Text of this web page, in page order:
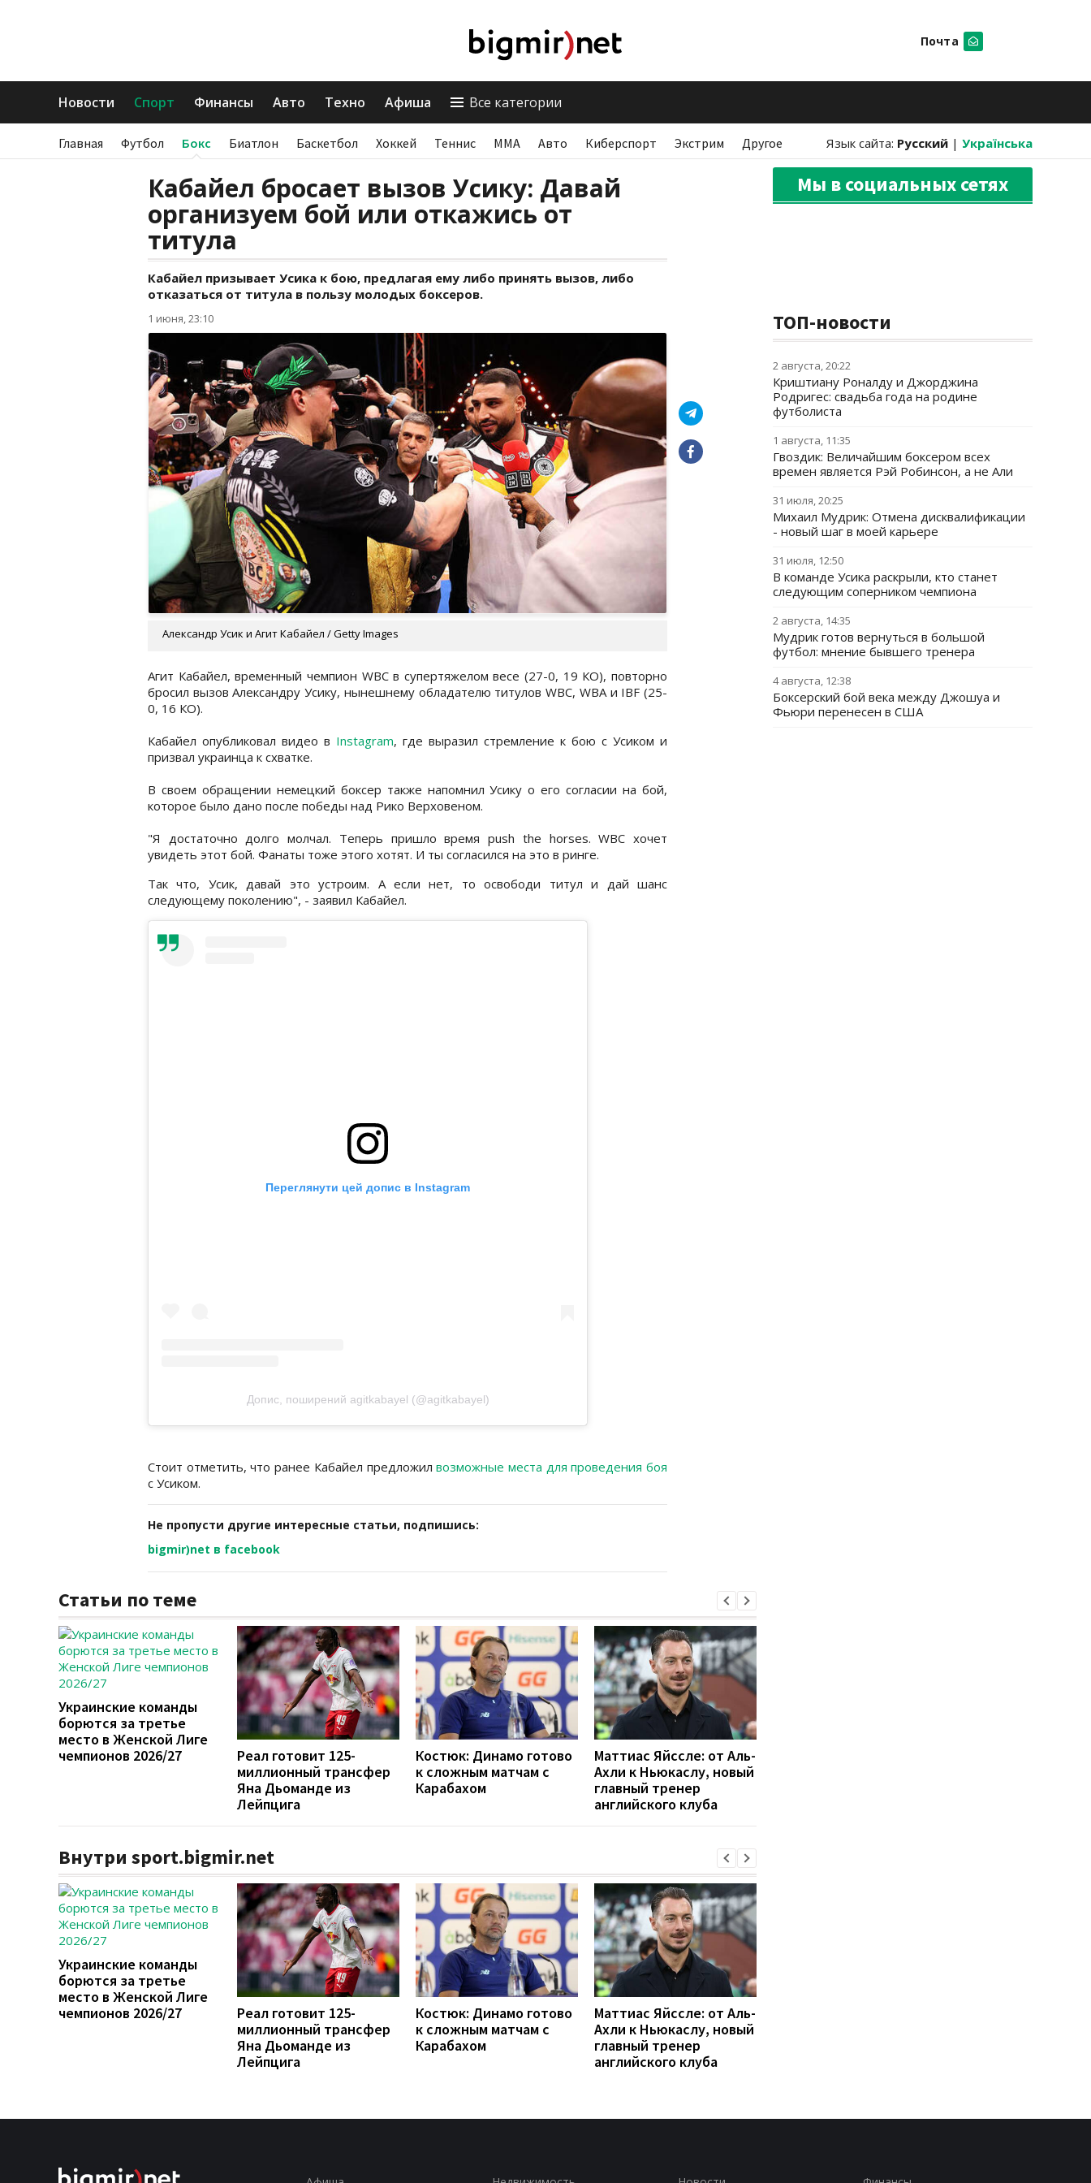
Почта
Новости Спорт Финансы Авто Техно Афиша Все категории
Главная Футбол Бокс Биатлон Баскетбол Хоккей Теннис ММА Авто Киберспорт Экстрим Другое Язык сайта: Русский | Українська
Кабайел бросает вызов Усику: Давай
организуем бой или откажись от
титула
Кабайел призывает Усика к бою, предлагая ему либо принять вызов, либо
отказаться от титула в пользу молодых боксеров.
1 июня, 23:10
Александр Усик и Агит Кабайел / Getty Images
Агит Кабайел, временный чемпион WBC в супертяжелом весе (27-0, 19 КО), повторно
бросил вызов Александру Усику, нынешнему обладателю титулов WBC, WBA и IBF (25-
0, 16 КО).
Кабайел опубликовал видео в Instagram, где выразил стремление к бою с Усиком и
призвал украинца к схватке.
В своем обращении немецкий боксер также напомнил Усику о его согласии на бой,
которое было дано после победы над Рико Верховеном.
"Я достаточно долго молчал. Теперь пришло время push the horses. WBC хочет
увидеть этот бой. Фанаты тоже этого хотят. И ты согласился на это в ринге.
Так что, Усик, давай это устроим. А если нет, то освободи титул и дай шанс
следующему поколению", - заявил Кабайел.
Переглянути цей допис в Instagram
Допис, поширений agitkabayel (@agitkabayel)
Стоит отметить, что ранее Кабайел предложилвозможные места для проведения боя
с Усиком.
Не пропусти другие интересные статьи, подпишись:
bigmir)net в facebook
Статьи по теме
Украинские команды
борются за третье
место в Женской Лиге
чемпионов 2026/27
Реал готовит 125-
миллионный трансфер
Яна Дьоманде из
Лейпцига
Костюк: Динамо готово
к сложным матчам с
Карабахом
Маттиас Яйссле: от Аль-
Ахли к Ньюкаслу, новый
главный тренер
английского клуба
Внутри sport.bigmir.net
Украинские команды
борются за третье
место в Женской Лиге
чемпионов 2026/27
Реал готовит 125-
миллионный трансфер
Яна Дьоманде из
Лейпцига
Костюк: Динамо готово
к сложным матчам с
Карабахом
Маттиас Яйссле: от Аль-
Ахли к Ньюкаслу, новый
главный тренер
английского клуба
Мы в социальных сетях
ТОП-новости
2 августа, 20:22
Криштиану Роналду и Джорджина
Родригес: свадьба года на родине
футболиста
1 августа, 11:35
Гвоздик: Величайшим боксером всех
времен является Рэй Робинсон, а не Али
31 июля, 20:25
Михаил Мудрик: Отмена дисквалификации
- новый шаг в моей карьере
31 июля, 12:50
В команде Усика раскрыли, кто станет
следующим соперником чемпиона
2 августа, 14:35
Мудрик готов вернуться в большой
футбол: мнение бывшего тренера
4 августа, 12:38
Боксерский бой века между Джошуа и
Фьюри перенесен в США